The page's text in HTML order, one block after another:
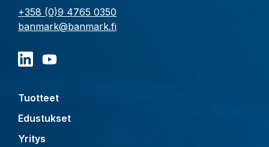
+358 (0)9 4765 0350
banmark@banmark.fi
Tuotteet
Edustukset
Yritys